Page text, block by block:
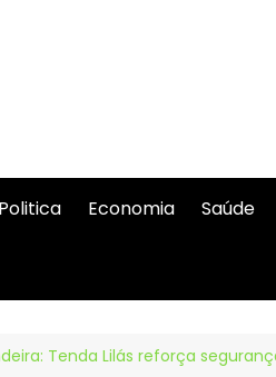
Politica Economia Saúde
Tenda Lilás reforça